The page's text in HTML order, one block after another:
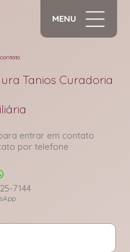
MENU
contato
Tanios Curadoria
entrar em contato
por telefone
7144